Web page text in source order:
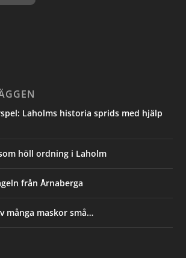
Laholms historia sprids med hjälp
höll ordning i Laholm
från Årnaberga
många maskor små…